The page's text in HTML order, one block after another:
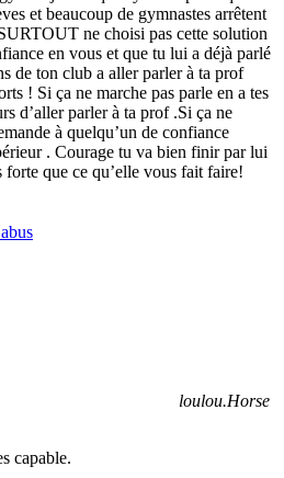
et beaucoup de gymnastes arrêtent
ne choisi pas cette solution
en vous et que tu lui a déjà parlé
de ton club a aller parler à ta prof
! Si ça ne marche pas parle en a tes
d’aller parler à ta prof .Si ça ne
à quelqu’un de confiance
. Courage tu va bien finir par lui
forte que ce qu’elle vous fait faire!
loulou.Horse
capable.